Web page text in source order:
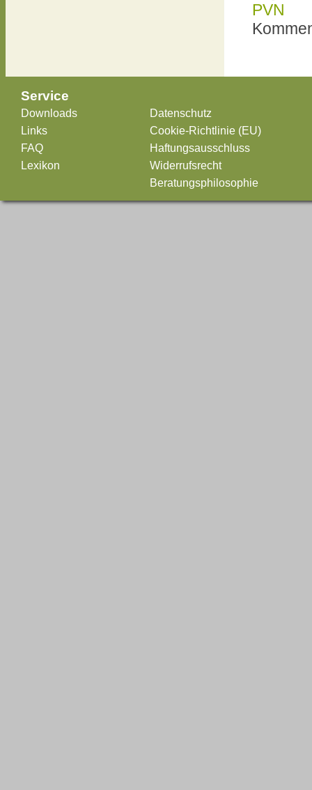
PVN
Service
Downloads
Links
FAQ
Lexikon
Datenschutz
Cookie-Richtlinie (EU)
Haftungsausschluss
Widerrufsrecht
Beratungsphilosophie